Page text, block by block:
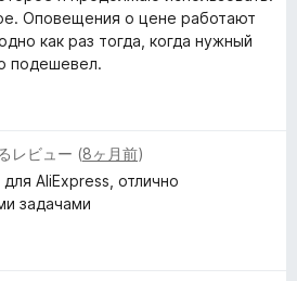
Оповещения о цене работают
как раз тогда, когда нужный
подешевел.
レビュー (8ヶ月前)
AliExpress, отлично
задачами